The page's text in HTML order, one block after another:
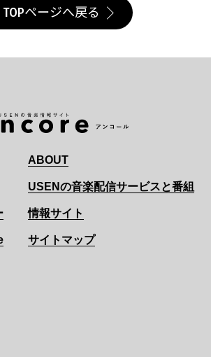
TOPページへ戻る
ABOUT
USENの音楽配信サービスと番組
情報サイト
サイトマップ